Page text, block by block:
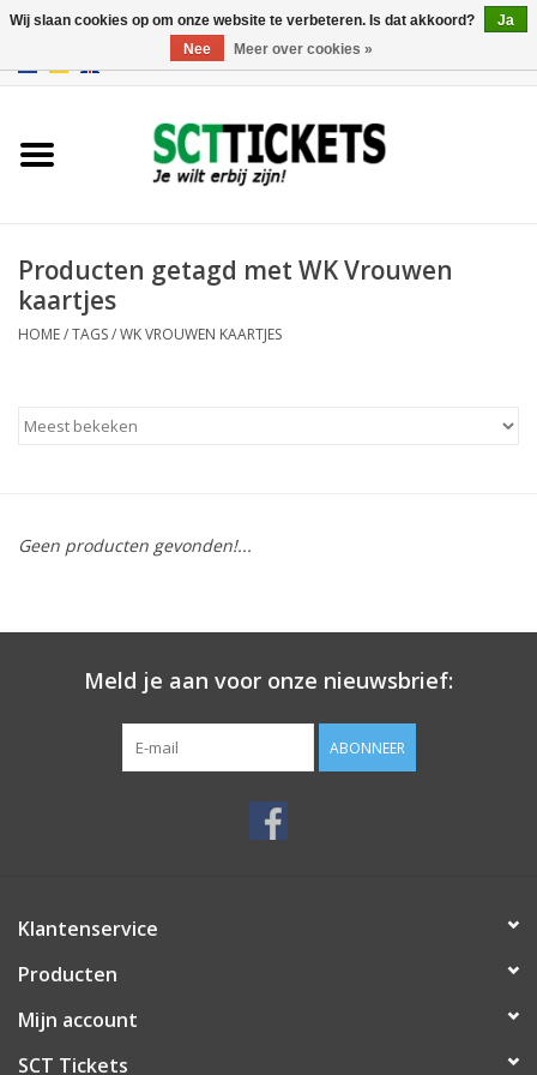
Producten getagd met WK Vrouwen
kaartjes
HOME/TAGS/WK VROUWEN KAARTJES
Geen producten gevonden!...
Meld je aan voor onze nieuwsbrief:
ABONNEER
Klantenservice
Producten
Mijn account
SCT Tickets
Wij slaan cookies op om onze website te verbeteren. Is dat akkoord?
Ja
Nee
Meer over cookies »